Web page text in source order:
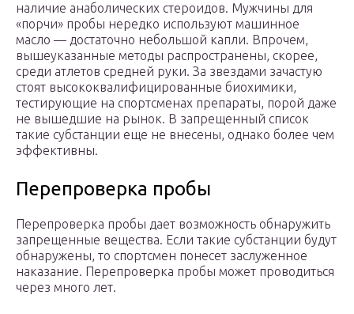
наличие анаболических стероидов. Мужчины для
«порчи» пробы нередко используют машинное
масло — достаточно небольшой капли. Впрочем,
вышеуказанные методы распространены, скорее,
среди атлетов средней руки. За звездами зачастую
стоят высококвалифицированные биохимики,
тестирующие на спортсменах препараты, порой даже
не вышедшие на рынок. В запрещенный список
такие субстанции еще не внесены, однако более чем
эффективны.
Перепроверка пробы
Перепроверка пробы дает возможность обнаружить
запрещенные вещества. Если такие субстанции будут
обнаружены, то спортсмен понесет заслуженное
наказание. Перепроверка пробы может проводиться
через много лет.